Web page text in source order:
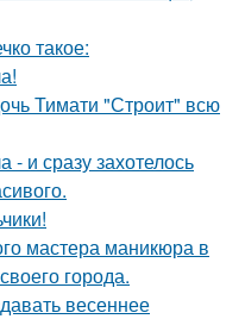
такое:
Тимати "Строит" всю
- и сразу захотелось
мастера маникюра в
города.
весеннее